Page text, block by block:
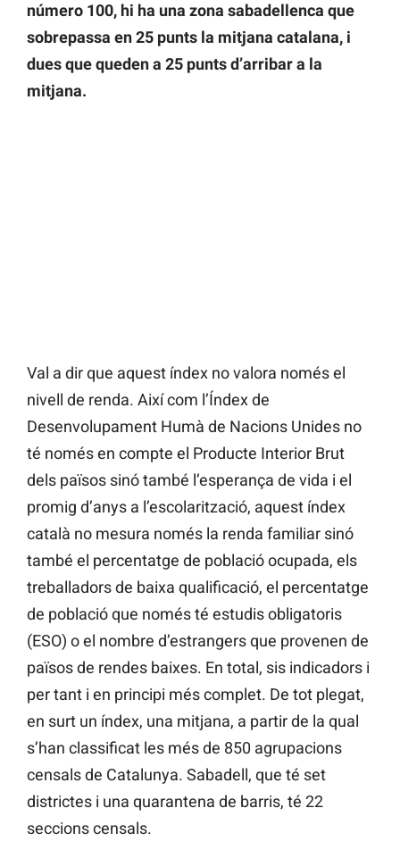
número 100, hi ha una zona sabadellenca que
sobrepassa en 25 punts la mitjana catalana, i
dues que queden a 25 punts d’arribar a la
mitjana.
Val a dir que aquest índex no valora només el
nivell de renda. Així com l’Índex de
Desenvolupament Humà de Nacions Unides no
té només en compte el Producte Interior Brut
dels països sinó també l’esperança de vida i el
promig d’anys a l’escolarització, aquest índex
català no mesura només la renda familiar sinó
també el percentatge de població ocupada, els
treballadors de baixa qualificació, el percentatge
de població que només té estudis obligatoris
(ESO) o el nombre d’estrangers que provenen de
països de rendes baixes. En total, sis indicadors i
per tant i en principi més complet. De tot plegat,
en surt un índex, una mitjana, a partir de la qual
s’han classificat les més de 850 agrupacions
censals de Catalunya. Sabadell, que té set
districtes i una quarantena de barris, té 22
seccions censals.